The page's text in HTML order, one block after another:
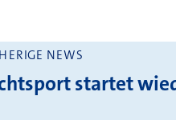
NEWS
startet